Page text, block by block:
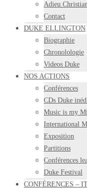
Adieu
Contact
DUKE ELLINGTON
Biographie
Chronolologie
Videos Duke
NOS ACTIONS
Conférences
CDs Duke
Music is my
International
Exposition
Partitions
Conférences
Duke Festival
CONFÉRENCES –